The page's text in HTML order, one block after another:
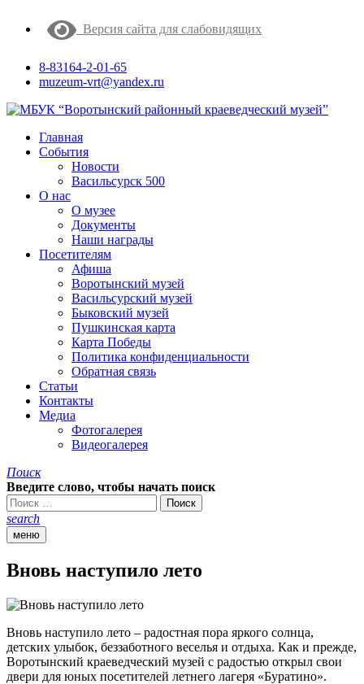
Версия сайта для слабовидящих
8-83164-2-01-65
muzeum-vrt@yandex.ru
Главная
События
Новости
Васильсурск 500
О нас
О музее
Документы
Наши награды
Посетителям
Афиша
Воротынский музей
Васильсурский музей
Быковский музей
Пушкинская карта
Карта Победы
Политика конфиденциальности
Обратная связь
Статьи
Контакты
Медиа
Фотогалерея
Видеогалерея
Поиск
Введите слово, чтобы начать поиск
search
меню
Вновь наступило лето
Вновь наступило лето – радостная пора яркого солнца,
детских улыбок, беззаботного веселья и отдыха. Как и прежде,
Воротынский краеведческий музей с радостью открыл свои
двери для юных посетителей летнего лагеря «Буратино».